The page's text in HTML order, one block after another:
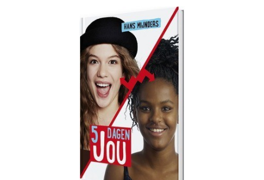
Schrijf hieronder je review!